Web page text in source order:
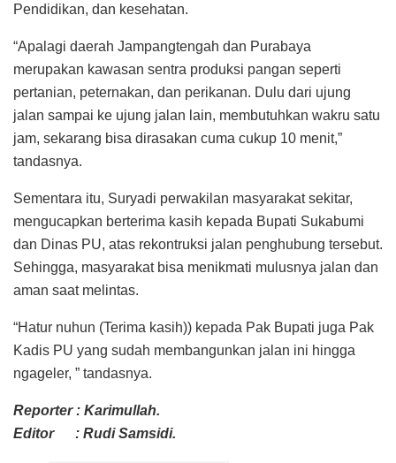
Pendidikan, dan kesehatan.
“Apalagi daerah Jampangtengah dan Purabaya
merupakan kawasan sentra produksi pangan seperti
pertanian, peternakan, dan perikanan. Dulu dari ujung
jalan sampai ke ujung jalan lain, membutuhkan wakru satu
jam, sekarang bisa dirasakan cuma cukup 10 menit,”
tandasnya.
Sementara itu, Suryadi perwakilan masyarakat sekitar,
mengucapkan berterima kasih kepada Bupati Sukabumi
dan Dinas PU, atas rekontruksi jalan penghubung tersebut.
Sehingga, masyarakat bisa menikmati mulusnya jalan dan
aman saat melintas.
“Hatur nuhun (Terima kasih)) kepada Pak Bupati juga Pak
Kadis PU yang sudah membangunkan jalan ini hingga
ngageler, ” tandasnya.
Reporter : Karimullah.
Editor : Rudi Samsidi.